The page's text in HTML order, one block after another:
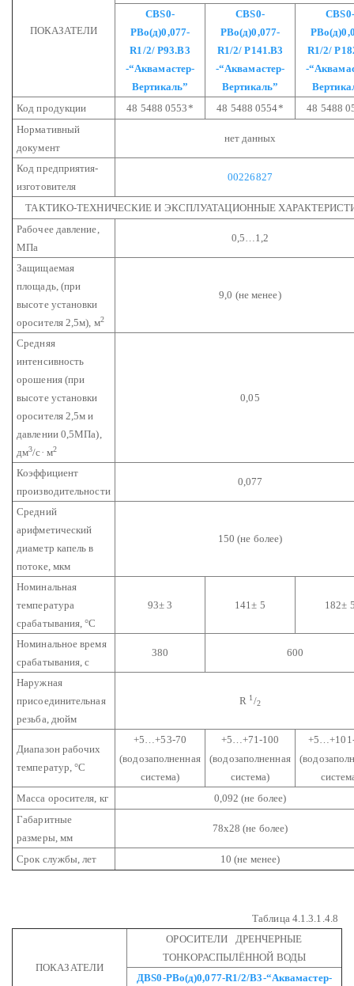
ПОКАЗАТЕЛИ
СВS0-
РВо(д)0,077-
R1/2/Р93.В3
-“Аквамастер-
Вертикаль”
СВS0-
РВо(д)0,077-
R1/2/ Р141.В3
-“Аквамастер-
Вертикаль”
СВS0-
R1/2/
-
Код продукции
48 5488 0553* 48 5488 0554*
48 5488
Нормативный
документ
нет данных
Код предприятия-
изготовителя
00226827
ТАКТИКО-ТЕХНИЧЕСКИЕ И ЭКСПЛУАТАЦИОННЫЕ
Рабочее давление,
МПа
0,5…1,2
Защищаемая
площадь, (при
высоте установки
оросителя 2,5м), м2
9,0 (не менее)
Средняя
интенсивность
орошения (при
высоте установки
оросителя 2,5м и
давлении 0,5МПа),
дм3/с· м2
0,05
Коэффициент
производительности
0,077
Средний
арифметический
диаметр капель в
потоке, мкм
150 (не более)
Номинальная
температура
срабатывания, °С
93± 3 141± 5 182±
Номинальное время
срабатывания, с
380 600
Наружная
присоединительная
резьба, дюйм
R 1 /2
Диапазон рабочих
температур, °С
+5…+53-70
(водозаполненная
система)
+5…+71-100
(водозаполненная
система)
Масса оросителя, кг
0,092 (не более)
Габаритные
размеры, мм
78х28 (не более)
Срок службы, лет 10 (не менее)
Таблица 4.1.3.1.4.8
ПОКАЗАТЕЛИ
ОРОСИТЕЛИ ДРЕНЧЕРНЫЕ
ТОНКОРАСПЫЛЁННОЙ ВОДЫ
ДВS0-РВо(д)0,077-R1/2/В3-“Аквамастер-